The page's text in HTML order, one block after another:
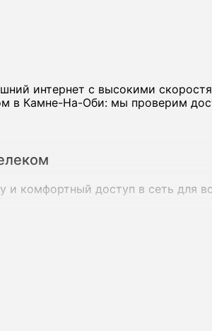
интернет с высокими
в Камне-На-Оби: мы проверим
комфортный доступ в сеть для